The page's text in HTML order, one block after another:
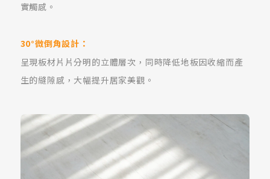
實觸感。
30°微倒角設計：
呈現板材片片分明的立體層次，同時降低地板因收縮而產
生的縫隙感，大幅提升居家美觀。